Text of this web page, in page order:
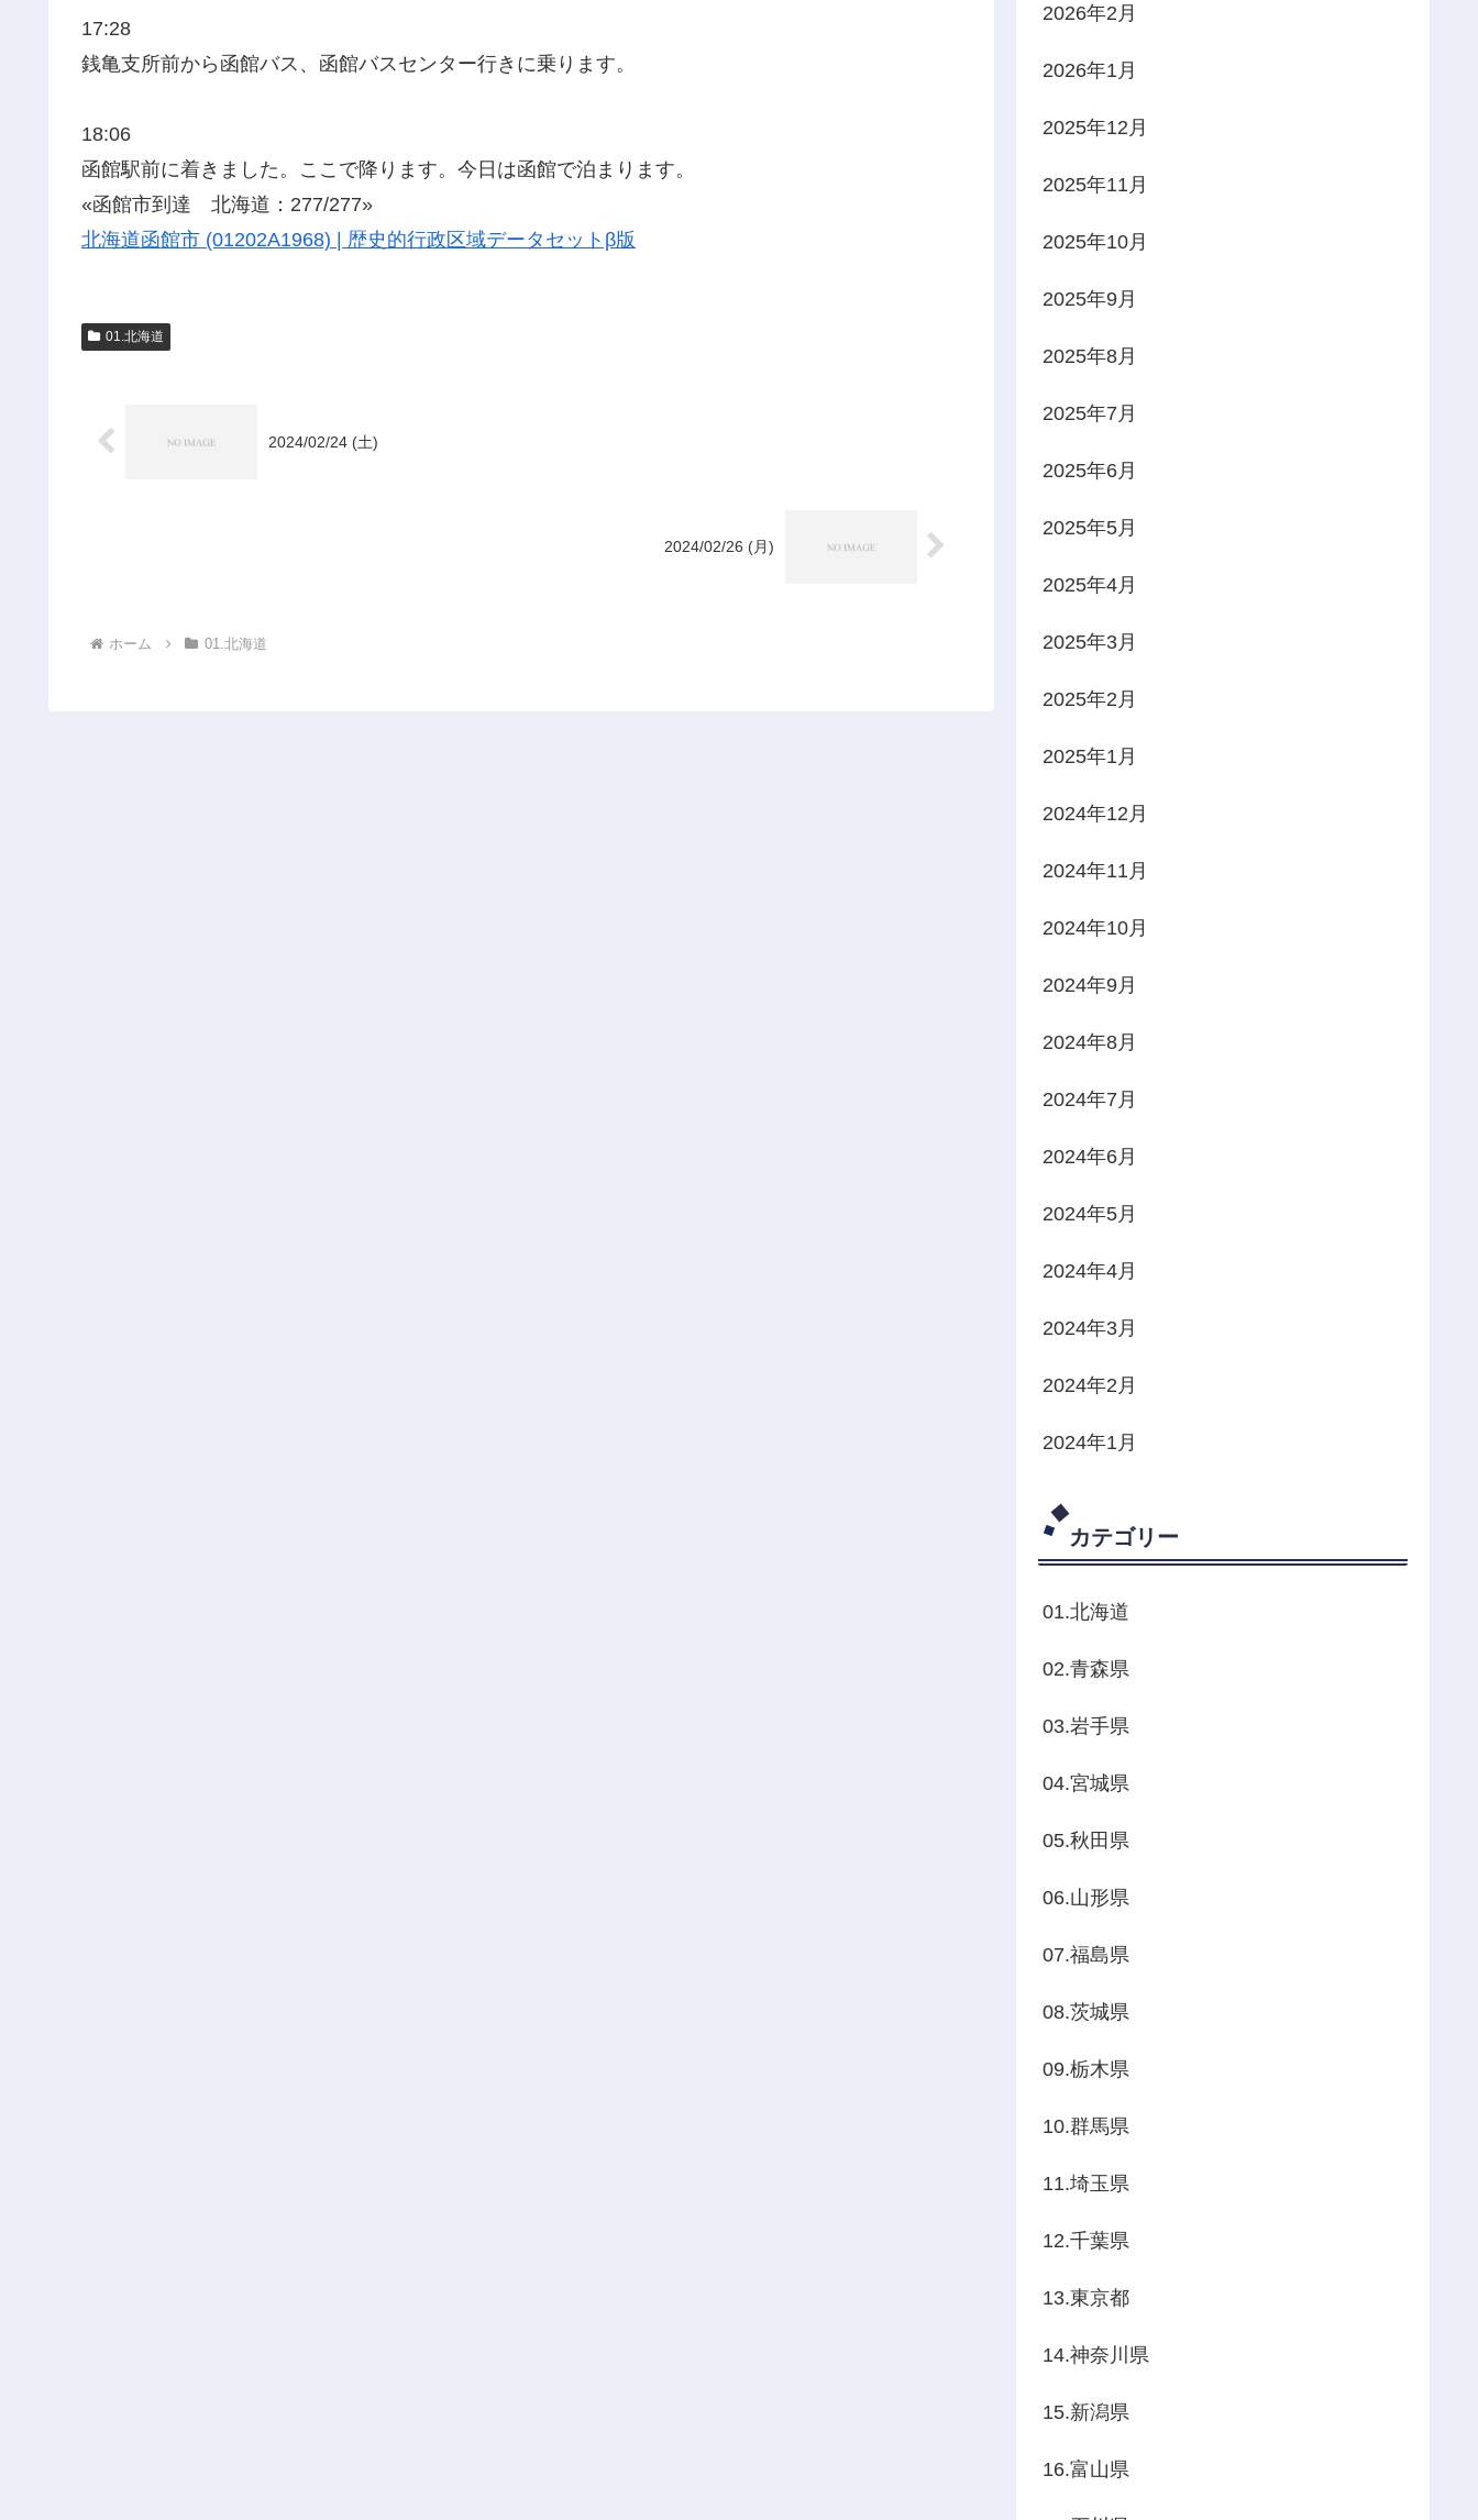
17:28
銭亀支所前から函館バス、函館バスセンター行きに乗ります。
18:06
函館駅前に着きました。ここで降ります。今日は函館で泊まります。
«函館市到達 北海道：277/277»
北海道函館市 (01202A1968) | 歴史的行政区域データセットβ版
01.北海道
2024/02/24 (土)
2024/02/26 (月)
ホーム 01.北海道
2026年2月
2026年1月
2025年12月
2025年11月
2025年10月
2025年9月
2025年8月
2025年7月
2025年6月
2025年5月
2025年4月
2025年3月
2025年2月
2025年1月
2024年12月
2024年11月
2024年10月
2024年9月
2024年8月
2024年7月
2024年6月
2024年5月
2024年4月
2024年3月
2024年2月
2024年1月
カテゴリー
01.北海道
02.青森県
03.岩手県
04.宮城県
05.秋田県
06.山形県
07.福島県
08.茨城県
09.栃木県
10.群馬県
11.埼玉県
12.千葉県
13.東京都
14.神奈川県
15.新潟県
16.富山県